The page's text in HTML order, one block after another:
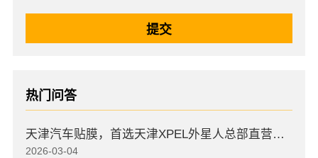
热门问答
天津汽车贴膜，首选天津XPEL外星人总部直营店，高口碑店
2026-03-04